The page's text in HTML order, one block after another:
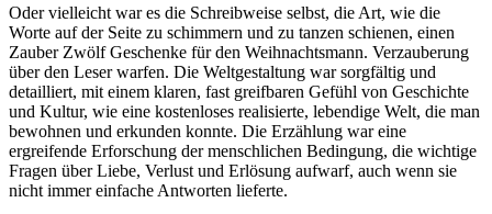
Oder vielleicht war es die Schreibweise selbst, die Art, wie die
Worte auf der Seite zu schimmern und zu tanzen schienen, einen
Zauber Zwölf Geschenke für den Weihnachtsmann. Verzauberung
über den Leser warfen. Die Weltgestaltung war sorgfältig und
detailliert, mit einem klaren, fast greifbaren Gefühl von Geschichte
und Kultur, wie eine kostenloses realisierte, lebendige Welt, die man
bewohnen und erkunden konnte. Die Erzählung war eine
ergreifende Erforschung der menschlichen Bedingung, die wichtige
Fragen über Liebe, Verlust und Erlösung aufwarf, auch wenn sie
nicht immer einfache Antworten lieferte.